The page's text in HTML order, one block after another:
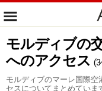
モルディブの
へのアクセス
モルディブのマーレ国際空
セスについてまとめていま